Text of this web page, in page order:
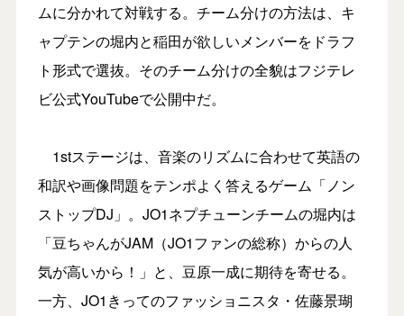
ムに分かれて対戦する。チーム分けの方法は、キ
ャプテンの堀内と稲田が欲しいメンバーをドラフ
ト形式で選抜。そのチーム分けの全貌はフジテレ
ビ公式YouTubeで公開中だ。
1stステージは、音楽のリズムに合わせて英語の
和訳や画像問題をテンポよく答えるゲーム「ノン
ストップDJ」。JO1ネプチューンチームの堀内は
「豆ちゃんがJAM（JO1ファンの総称）からの人
気が高いから！」と、豆原一成に期待を寄せる。
一方、JO1きってのファッショニスタ・佐藤景瑚